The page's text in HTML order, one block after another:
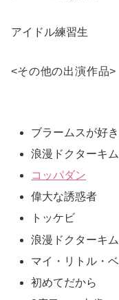
アイドル練習生
<その他の出演作品>
ブラームスが好
浪漫ドクターキ
コッパダン
偉大な誘惑者
トッケビ
浪漫ドクターキ
マイ・リトル・
初めてだから